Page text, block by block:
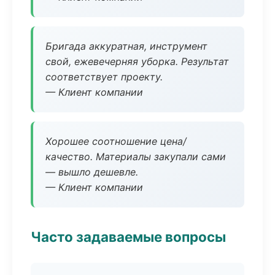
Бригада аккуратная, инструмент
свой, ежевечерняя уборка. Результат
соответствует проекту.
— Клиент компании
Хорошее соотношение цена/
качество. Материалы закупали сами
— вышло дешевле.
— Клиент компании
Часто задаваемые вопросы